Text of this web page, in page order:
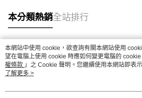
本分類熱銷全站排行
熱門標籤
本網站中使用 cookie，欲查詢有關本網站使用
望在電腦上使用 cookie 時應如何變更電腦的
權條款 」之 Cookie 聲明。您繼續使用本網站即表
用條款之 Cookie 聲明使用 cookie。
了解更多 >